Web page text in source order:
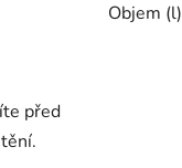
před
Objem (l)